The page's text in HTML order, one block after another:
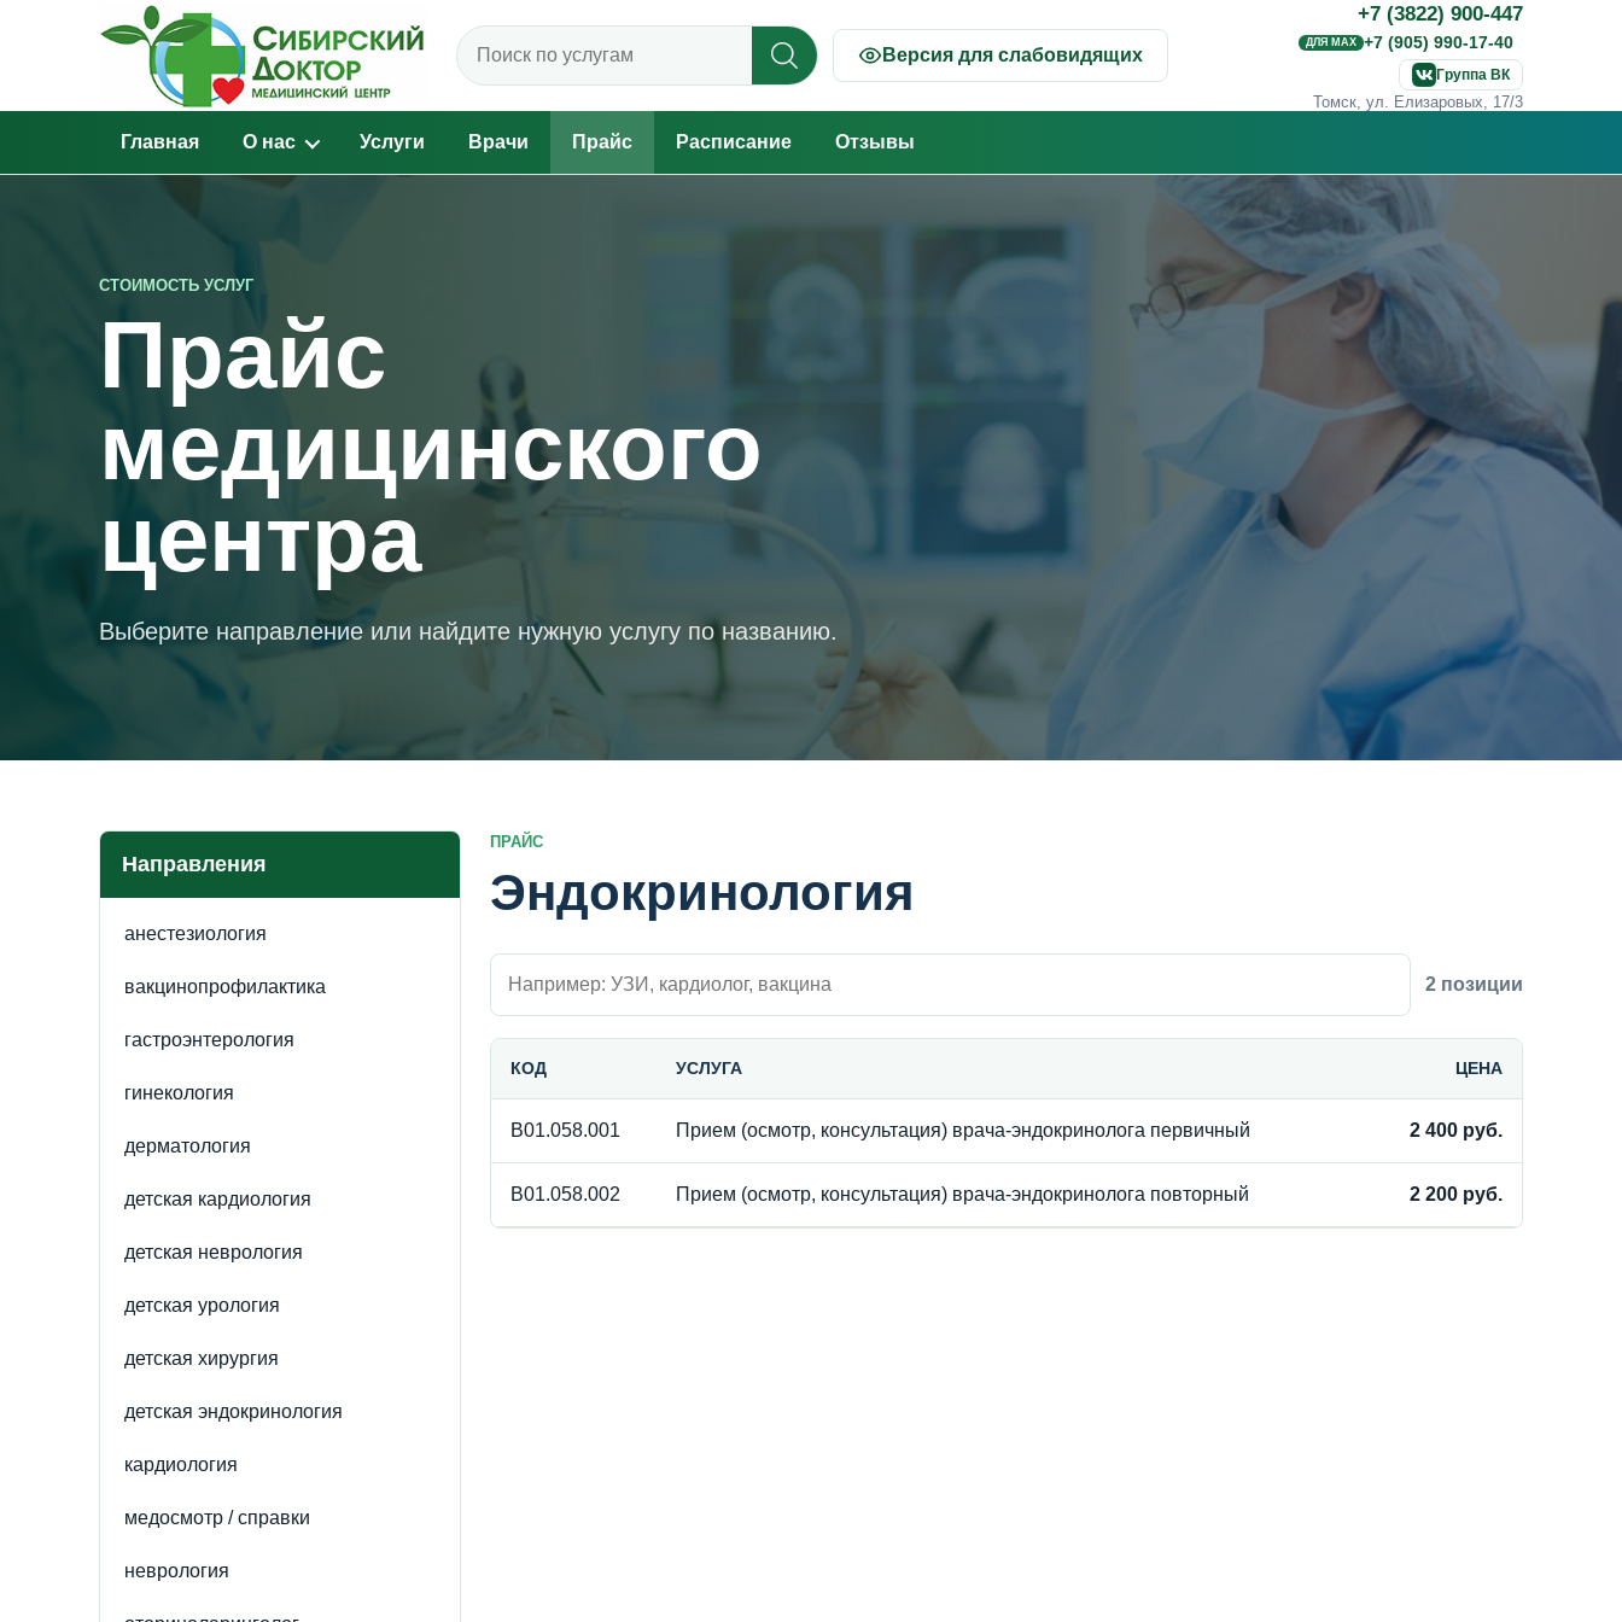
Поиск по прайсу
Версия для слабовидящих
+7 (3822) 900-447
ДЛЯ MAX +7 (905) 990-17-40
Группа ВК
Томск, ул. Елизаровых, 17/3
Главная О нас Услуги Врачи Прайс Расписание Отзывы
СТОИМОСТЬ УСЛУГ
Прайс
медицинского
центра
Выберите направление или найдите нужную услугу по названию.
Направления
анестезиология
вакцинопрофилактика
гастроэнтерология
гинекология
дерматология
детская кардиология
детская неврология
детская урология
детская хирургия
детская эндокринология
кардиология
медосмотр / справки
неврология
ПРАЙС
Эндокринология
Поиск внутри прайса
2 позиции
КОД УСЛУГА ЦЕНА
B01.058.001 Прием (осмотр, консультация) врача-эндокринолога первичный 2 400 руб.
B01.058.002 Прием (осмотр, консультация) врача-эндокринолога повторный 2 200 руб.